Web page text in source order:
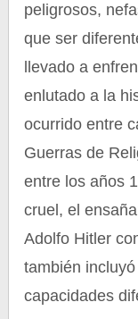
peligrosos,
que ser
llevado a
enlutado a la
ocurrido entre
Guerras de
entre los años
cruel, el
Adolfo Hitler
también
capacidades